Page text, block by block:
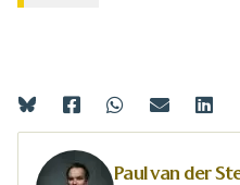
Paul van der